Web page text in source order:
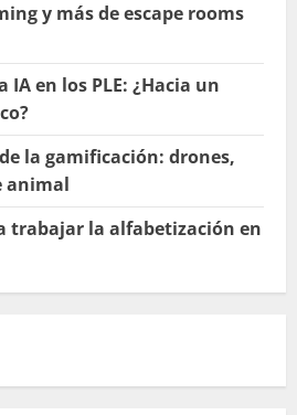
y más de escape rooms
IA en los PLE: ¿Hacia un
la gamificación: drones,
animal
trabajar la alfabetización en